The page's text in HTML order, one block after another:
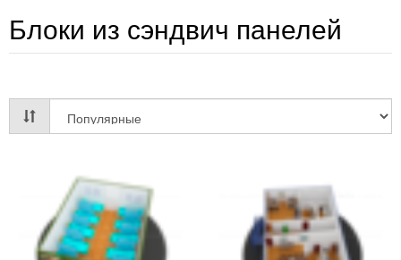
Блоки из сэндвич панелей